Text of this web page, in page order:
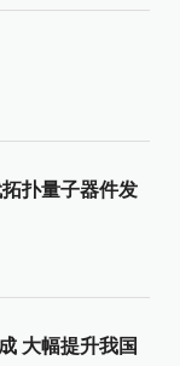
扑量子器件发
大幅提升我国